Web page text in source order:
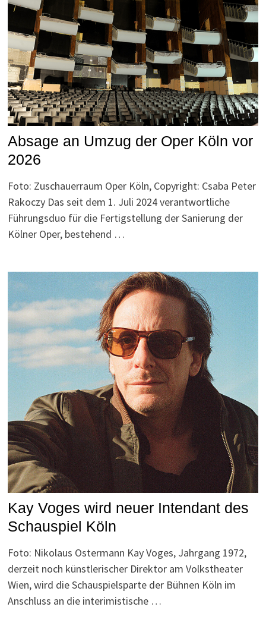
Absage an Umzug der Oper Köln vor
2026
Foto: Zuschauerraum Oper Köln, Copyright: Csaba Peter
Rakoczy Das seit dem 1. Juli 2024 verantwortliche
Führungsduo für die Fertigstellung der Sanierung der
Kölner Oper, bestehend …
Kay Voges wird neuer Intendant des
Schauspiel Köln
Foto: Nikolaus Ostermann Kay Voges, Jahrgang 1972,
derzeit noch künstlerischer Direktor am Volkstheater
Wien, wird die Schauspielsparte der Bühnen Köln im
Anschluss an die interimistische …